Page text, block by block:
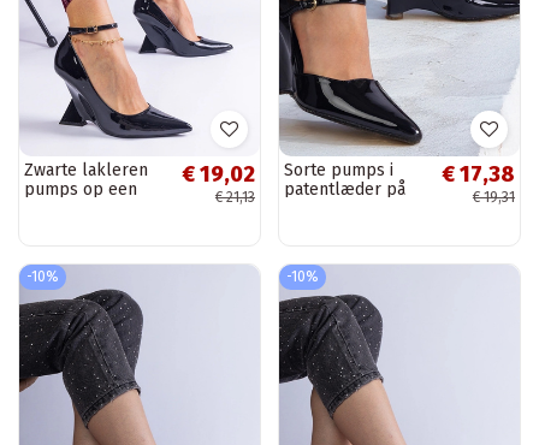
Zwarte lakleren
pumps op een
€ 19,02
€ 21,13
Sorte pumps i
patentlæder på
€ 17,38
€ 19,31
-10% -10%